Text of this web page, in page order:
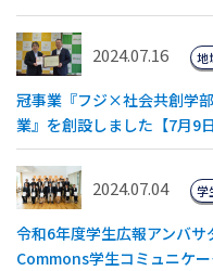
2024.07.16
冠事業『フジ×社会共創学
業』を創設しました【7月9
地
2024.07.04
令和6年度学生広報アンバ
Commons学生コミュニケ
学